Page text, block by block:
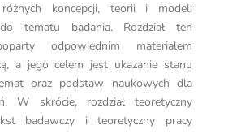
różnych koncepcji, teorii i modeli
tematu badania. Rozdział ten
odpowiednim materiałem
a jego celem jest ukazanie stanu
oraz podstaw naukowych dla
W skrócie, rozdział teoretyczny
badawczy i teoretyczny pracy